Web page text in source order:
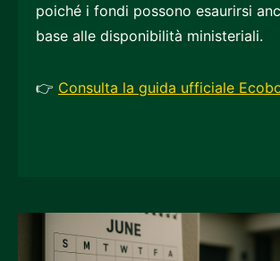
poiché i fondi possono esaurirsi
base alle disponibilità ministeriali.
👉 Consulta la guida ufficiale